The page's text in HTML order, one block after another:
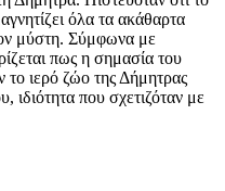
όλα τα ακάθαρτα
μύστη. Σύμφωνα με
πως η σημασία του
το ιερό ζώο της Δήμητρας
ιδιότητα που σχετιζόταν με